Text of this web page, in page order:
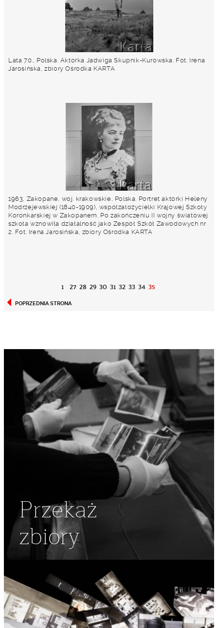
Lata 70., Polska. Aktorka Jadwiga Skupnik-Kurowska. Fot. Irena
Jarosińska, zbiory Ośrodka KARTA
1963, Zakopane, woj. krakowskie, Polska. Portret aktorki Heleny
Modrzejewskiej (1840-1909), współzałożycielki Krajowej Szkoły
Koronkarskiej w Zakopanem. Po zakończeniu II wojny światowej
szkoła wznowiła działalność jako Zespół Szkół Zawodowych nr
2. Fot. Irena Jarosińska, zbiory Ośrodka KARTA
1
POPRZEDNIA STRONA
27 28 29 30 31 32 33 34 35
Przekaż
zbiory